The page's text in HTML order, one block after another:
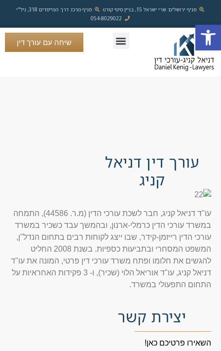
פתח סרגל נגישות
סניף ירושלים: שרי ישראל 15, בניין סיטי קורט
סניף מרכז: דרך המייסדים 318, ניל"י
054-8029022
שיחה עם עורך דין
עורך דין דניאל
קניג
עו"ד דניאל קניג, חבר לשכת עורכי הדין (מ.ר. 44586), התמחה
במשרד עורכי הדין כרמלי-ארנון, ובהמשך עבד כשכיר במשרד
עורכי הדין רייזמן-קידר, שבו ייצג לקוחות רבים בתחום הנדל"ן,
המשפט המסחרי ובתביעות כספיות. בשנת 2008 החליט
להגשים את חלומו ופתח משרד עורכי דין פרטי, המונה את עו"ד
דניאל קניג, עו"ד אוריאל הלוי (שכיר), ו- 3 פקידות האחראיות על
התחום התפעולי במשרד.
יצירת קשר
השאירו פרטיכם כאן!